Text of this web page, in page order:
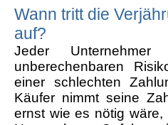
Wann tritt die
auf?
Jeder
unberechenbaren
einer schlechten
Käufer nimmt seine
ernst wie es nötig